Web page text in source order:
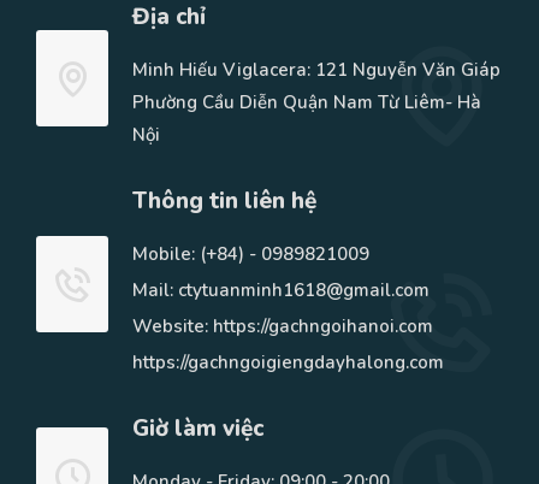
Địa chỉ
Minh Hiếu Viglacera: 121 Nguyễn Văn Giáp
Phường Cầu Diễn Quận Nam Từ Liêm- Hà
Nội
Thông tin liên hệ
Mobile: (+84) - 0989821009
Mail: ctytuanminh1618@gmail.com
Website: https://gachngoihanoi.com
https://gachngoigiengdayhalong.com
Giờ làm việc